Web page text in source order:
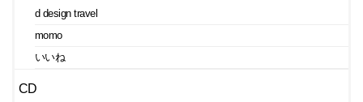
d design travel
momo
いいね
CD